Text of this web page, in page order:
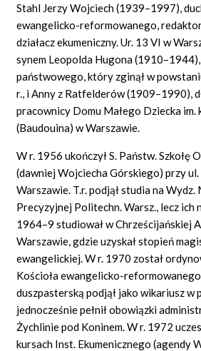
GRAF POWIĄZAŃ
DYSKUSJA
Mapa
Stahl Jerzy Wojciech (1939–1997),
ewangelicko-reformowanego, redaktor
działacz ekumeniczny. Ur. 13 VI w
synem Leopolda Hugona
państwowego, który zginął w
r., i Anny z Ratfelderów (1909–1990),
pracownicy Domu Małego Dziecka im.
(Baudouina) w Warszawie.
W r. 1956 ukończył S. Państw. Szkołę
(dawniej Wojciecha Górskiego) przy ul.
Warszawie. T.r. podjął studia na Wydz.
Precyzyjnej Politechn. Warsz., lecz ich
1964–9 studiował w Chrześcijańskiej
Warszawie, gdzie uzyskał stopień
ewangelickiej. W r. 1970 został
Kościoła ewangelicko-
duszpasterską podjął jako wikariusz w
jednocześnie pełnił obowiązki
Żychlinie pod Koninem. W r. 1972
kursach Inst. Ekumenicznego (agendy